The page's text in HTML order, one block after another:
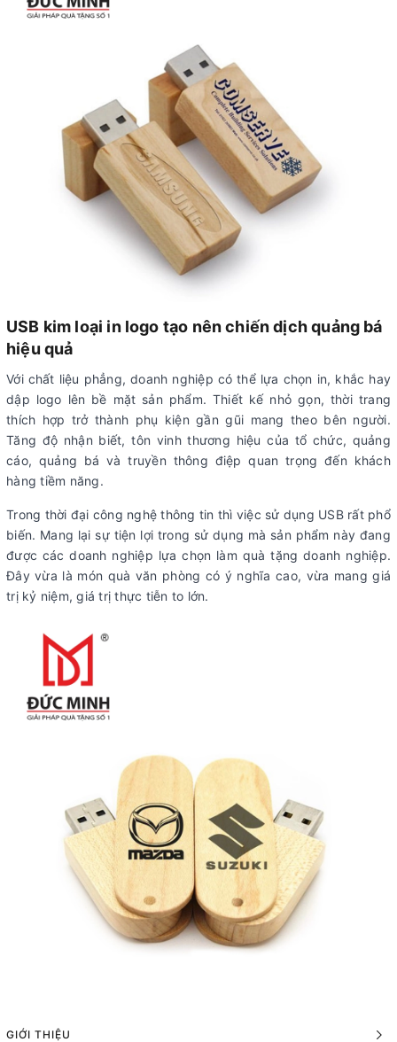
USB kim loại in logo tạo nên chiến dịch quảng bá
hiệu quả
Với chất liệu phẳng, doanh nghiệp có thể lựa chọn in, khắc hay
dập logo lên bề mặt sản phẩm. Thiết kế nhỏ gọn, thời trang
thích hợp trở thành phụ kiện gần gũi mang theo bên người.
Tăng độ nhận biết, tôn vinh thương hiệu của tổ chức, quảng
cáo, quảng bá và truyền thông điệp quan trọng đến khách
hàng tiềm năng.
Trong thời đại công nghệ thông tin thì việc sử dụng USB rất phổ
biến. Mang lại sự tiện lợi trong sử dụng mà sản phẩm này đang
được các doanh nghiệp lựa chọn làm quà tặng doanh nghiệp.
Đây vừa là món quà văn phòng có ý nghĩa cao, vừa mang giá
trị kỷ niệm, giá trị thực tiễn to lớn.
GIỚI THIỆU